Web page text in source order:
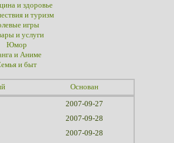
и здоровье
и туризм
игры
и услуги
Юмор
и Аниме
и быт
Основан
2007-09-27
2007-09-28
2007-09-28